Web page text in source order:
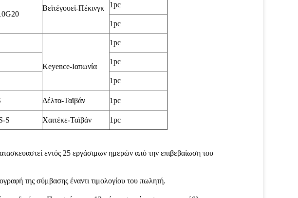
Βεϊτέγουεϊ-Πέκινγκ 1pc
1pc
Keyence-Ιαπωνία
1pc
1pc
1pc
Δέλτα-Ταϊβάν
1pc
S Χαιτέκε-Ταϊβάν 1pc
εντός 25 εργάσιμων ημερών από την επιβεβαίωση του
της σύμβασης έναντι τιμολογίου του πωλητή.